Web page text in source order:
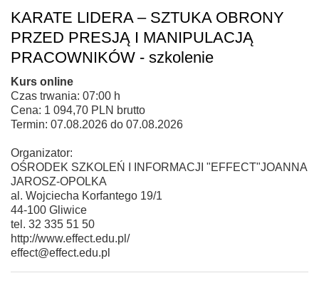
KARATE LIDERA – SZTUKA OBRONY
PRZED PRESJĄ I MANIPULACJĄ
PRACOWNIKÓW - szkolenie
Kurs online
Czas trwania: 07:00 h
Cena: 1 094,70 PLN brutto
Termin: 07.08.2026 do 07.08.2026
Organizator:
OŚRODEK SZKOLEŃ I INFORMACJI "EFFECT"JOANNA
JAROSZ-OPOLKA
al. Wojciecha Korfantego 19/1
44-100 Gliwice
tel. 32 335 51 50
http://www.effect.edu.pl/
effect@effect.edu.pl